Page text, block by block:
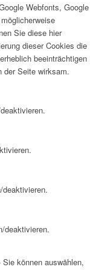
Webfonts, Google
Sie diese hier
dieser Cookies die
beeinträchtigen
der Seite wirksam.
deaktivieren.
können auswählen,